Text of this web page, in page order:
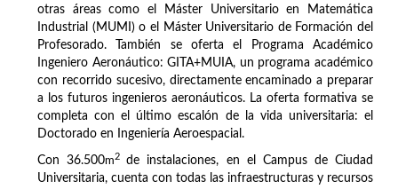
otras áreas como el Máster Universitario en Matemática
Industrial (MUMI) o el Máster Universitario de Formación del
Profesorado. También se oferta el Programa Académico
Ingeniero Aeronáutico: GITA+MUIA, un programa académico
con recorrido sucesivo, directamente encaminado a preparar
a los futuros ingenieros aeronáuticos. La oferta formativa se
completa con el último escalón de la vida universitaria: el
Doctorado en Ingeniería Aeroespacial.
Con 36.500m2
de instalaciones, en el Campus de Ciudad
Universitaria, cuenta con todas las infraestructuras y recursos